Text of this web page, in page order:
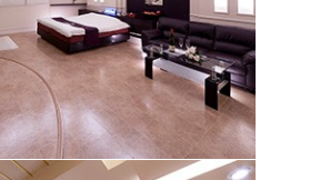
溢れる豪華な